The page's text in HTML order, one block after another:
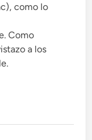
como lo
Como
a los